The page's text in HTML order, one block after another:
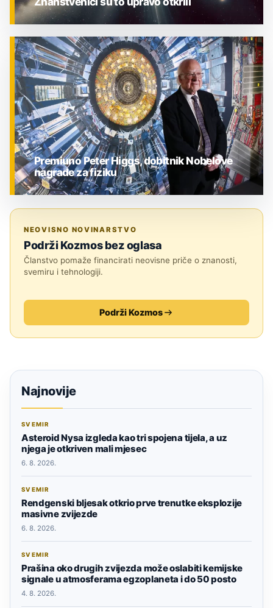
ZNANOST
Premiuno Peter Higgs, dobitnik Nobelove
nagrade za fiziku
NEOVISNO NOVINARSTVO
Podrži Kozmos bez oglasa
Članstvo pomaže financirati neovisne priče o znanosti,
svemiru i tehnologiji.
Podrži Kozmos
Najnovije
SVEMIR
Asteroid Nysa izgleda kao tri spojena tijela, a uz
njega je otkriven mali mjesec
6. 8. 2026.
SVEMIR
Rendgenski bljesak otkrio prve trenutke eksplozije
masivne zvijezde
6. 8. 2026.
SVEMIR
Prašina oko drugih zvijezda može oslabiti kemijske
signale u atmosferama egzoplaneta i do 50 posto
4. 8. 2026.